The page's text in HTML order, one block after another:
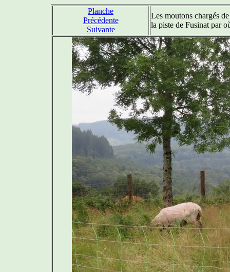
Planche
Précédente
Suivante
Les moutons chargés
la piste de Fusinat par